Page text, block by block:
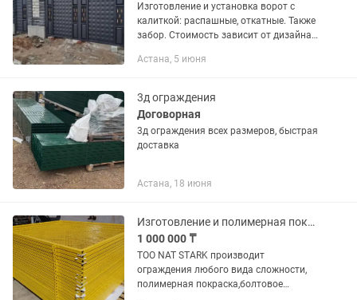
Изготовление и установка ворот с
калиткой: распашные, откатные. Также
забор. Стоимость зависит от дизайна
тг. Работаем по договору. Замеры,
Астана, 5 июня
3д ограждения
Договорная
3д ограждения всех размеров, быстрая
доставка
Астана, 18 июня
Изготовление и полимерная покраска ограждения
1 000 000 ₸
ТОО NAT STARK производит
ограждения любого вида сложности,
полимерная покраска,болтовое